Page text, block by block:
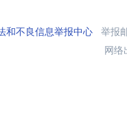
和不良信息举报中心举报
网